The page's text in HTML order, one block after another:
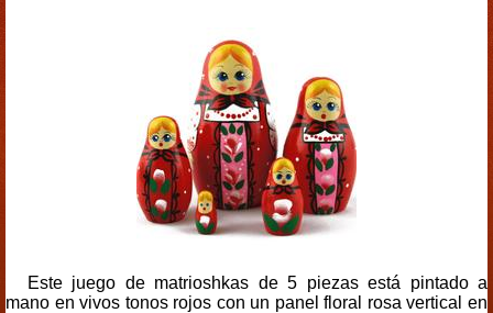
Este juego de matrioshkas de 5 piezas está pintado a
mano en vivos tonos rojos con un panel floral rosa vertical en